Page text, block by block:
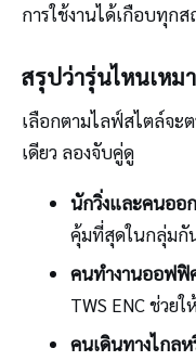
การใช้งานได้เกือบทุก
สรุปว่ารุ่นไหนเหม
เลือกตามไลฟ์สไตล์จะ
เดียว ลองจับคู่ดู
นักวิ่งและคนออ
คุ้มที่สุดในกลุ่มกั
คนทำงานออฟฟิ
TWS ENC ช่วย
คนเดินทางไกลห